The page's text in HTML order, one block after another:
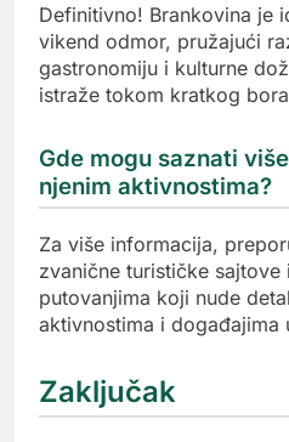
Definitivno! Brankovina je
vikend odmor, pružajući
gastronomiju i kulturne
istraže tokom kratkog
Gde mogu saznati
njenim aktivnostima?
Za više informacija,
zvanične turističke
putovanjima koji nude
aktivnostima i događajima
Zaključak